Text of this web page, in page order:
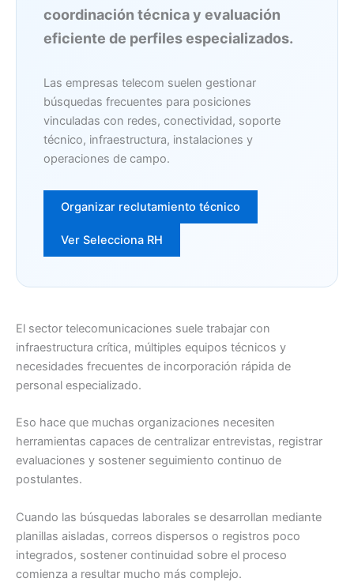
coordinación técnica y evaluación
eficiente de perfiles especializados.
Las empresas telecom suelen gestionar
búsquedas frecuentes para posiciones
vinculadas con redes, conectividad, soporte
técnico, infraestructura, instalaciones y
operaciones de campo.
Organizar reclutamiento técnico
Ver Selecciona RH
El sector telecomunicaciones suele trabajar con
infraestructura crítica, múltiples equipos técnicos y
necesidades frecuentes de incorporación rápida de
personal especializado.
Eso hace que muchas organizaciones necesiten
herramientas capaces de centralizar entrevistas, registrar
evaluaciones y sostener seguimiento continuo de
postulantes.
Cuando las búsquedas laborales se desarrollan mediante
planillas aisladas, correos dispersos o registros poco
integrados, sostener continuidad sobre el proceso
comienza a resultar mucho más complejo.